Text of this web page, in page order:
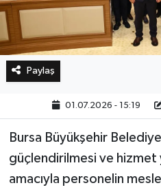
Paylaş
01.07.2026 - 15:19
Bursa Büyükşehir
güçlendirilmesi ve hizmet
amacıyla personelin